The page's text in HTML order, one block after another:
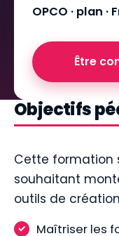
OPCO · plan ·
Être
Objectifs
Cette formation
souhaitant
outils de
Maîtriser les